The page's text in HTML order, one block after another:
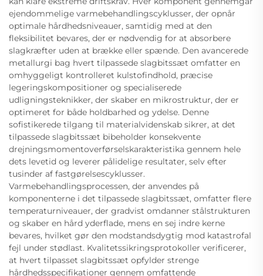
ejendommelige varmebehandlingscyklusser, der opnår
optimale hårdhedsniveauer, samtidig med at den
fleksibilitet bevares, der er nødvendig for at absorbere
slagkræfter uden at brække eller spænde. Den avancerede
metallurgi bag hvert tilpassede slagbitssæt omfatter en
omhyggeligt kontrolleret kulstofindhold, præcise
legeringskompositioner og specialiserede
udligningsteknikker, der skaber en mikrostruktur, der er
optimeret for både holdbarhed og ydelse. Denne
sofistikerede tilgang til materialvidenskab sikrer, at det
tilpassede slagbitssæt bibeholder konsekvente
drejningsmomentoverførselskarakteristika gennem hele
dets levetid og leverer pålidelige resultater, selv efter
tusinder af fastgørelsescyklusser.
Varmebehandlingsprocessen, der anvendes på
komponenterne i det tilpassede slagbitssæt, omfatter flere
temperaturniveauer, der gradvist omdanner stålstrukturen
og skaber en hård yderflade, mens en sej indre kerne
bevares, hvilket gør den modstandsdygtig mod katastrofal
fejl under stødlast. Kvalitetssikringsprotokoller verificerer,
at hvert tilpasset slagbitssæt opfylder strenge
hårdhedsspecifikationer gennem omfattende